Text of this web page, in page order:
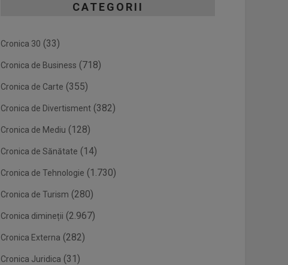
CATEGORII
Cronica 30 (33)
Cronica de Business (718)
Cronica de Carte (355)
Cronica de Divertisment (382)
Cronica de Mediu (128)
Cronica de Sănătate (14)
Cronica de Tehnologie (1.730)
Cronica de Turism (280)
Cronica dimineții (2.967)
Cronica Externa (282)
Cronica Juridica (31)